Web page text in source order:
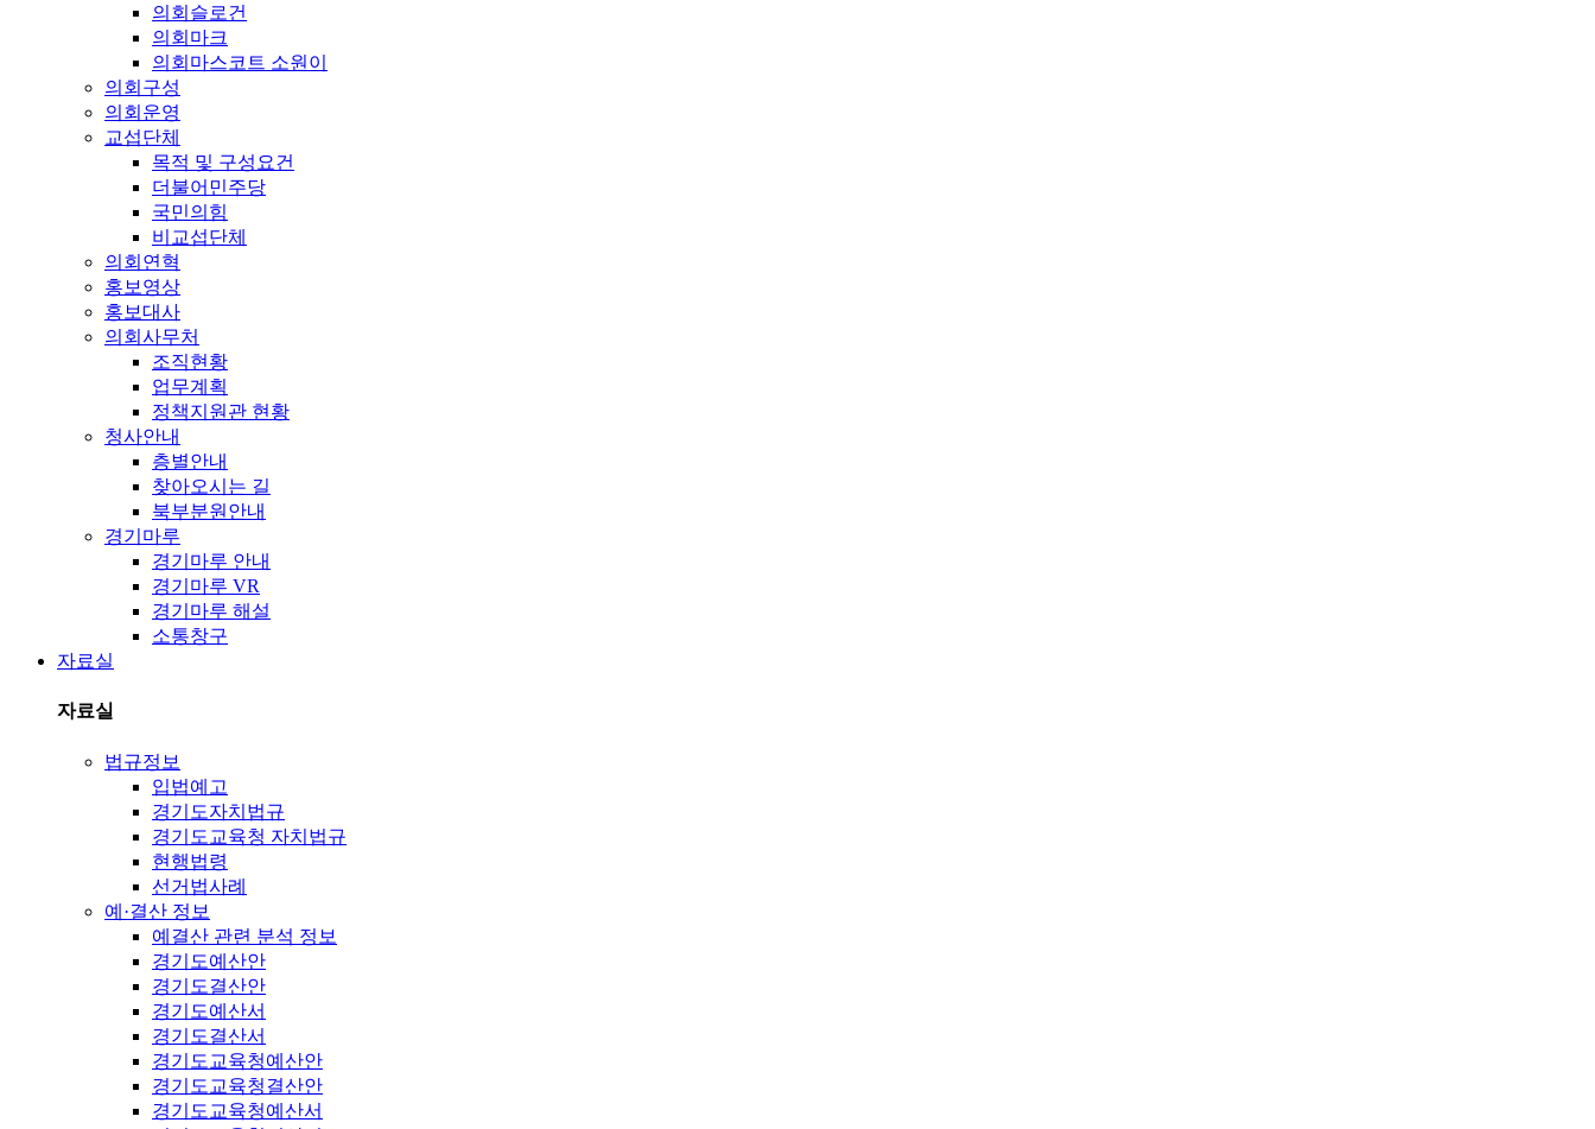
의회슬로건
의회마크
의회마스코트 소원이
의회구성
의회운영
교섭단체
목적 및 구성요건
더불어민주당
국민의힘
비교섭단체
의회연혁
홍보영상
홍보대사
의회사무처
조직현황
업무계획
정책지원관 현황
청사안내
층별안내
찾아오시는 길
북부분원안내
경기마루
경기마루 안내
경기마루 VR
경기마루 해설
소통창구
자료실
자료실
법규정보
입법예고
경기도자치법규
경기도교육청 자치법규
현행법령
선거법사례
예·결산 정보
예결산 관련 분석 정보
경기도예산안
경기도결산안
경기도예산서
경기도결산서
경기도교육청예산안
경기도교육청결산안
경기도교육청예산서